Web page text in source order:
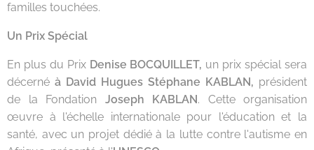
familles touchées.
Un Prix Spécial
En plus du Prix Denise BOCQUILLET, un prix spécial sera
décerné à David Hugues Stéphane KABLAN, président
de la Fondation Joseph KABLAN. Cette organisation
œuvre à l'échelle internationale pour l'éducation et la
santé, avec un projet dédié à la lutte contre l'autisme en